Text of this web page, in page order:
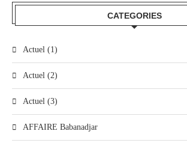
CATEGORIES
Actuel (1)
Actuel (2)
Actuel (3)
AFFAIRE Babanadjar